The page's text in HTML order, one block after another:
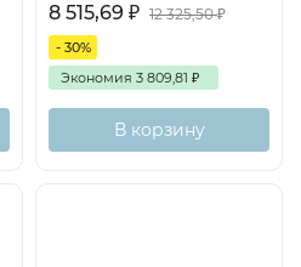
8 515,69 ₽ 12 325,50₽
- 30%
Экономия 3 809,81 ₽
В корзину